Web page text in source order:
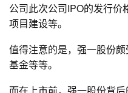
公司此次公司IPO的发行
项目建设等。
值得注意的是，强一股份
基金等等。